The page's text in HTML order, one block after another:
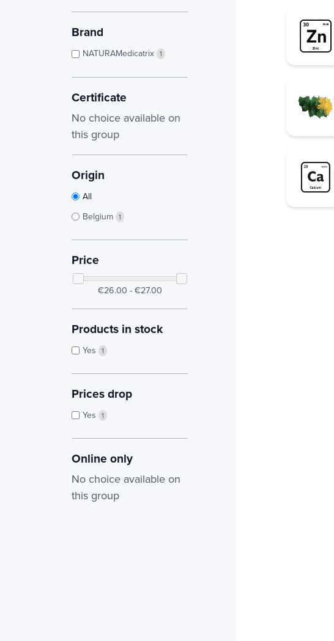
Brand
NATURAMedicatrix 1
Certificate
No choice available on
this group
Origin
All
Belgium 1
Price
€26.00 - €27.00
Products in stock
Yes 1
Prices drop
Yes 1
Online only
No choice available on
this group